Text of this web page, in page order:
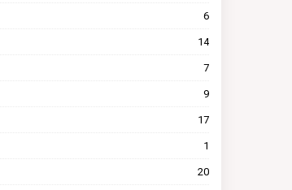
6
14
7
9
17
1
20